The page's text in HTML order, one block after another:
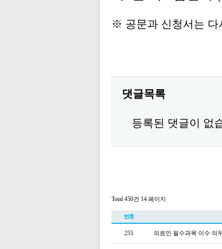
※ 공문과 신청서는 다
댓글목록
등록된 댓글이 없
Total 450건 14 페이지
번호
255 의료인 필수과목 이수 의